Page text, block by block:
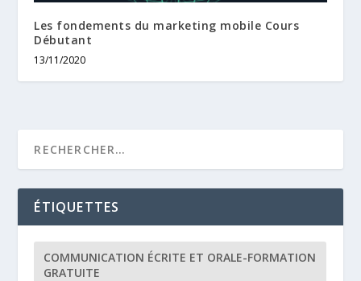
Les fondements du marketing mobile Cours
Débutant
13/11/2020
ÉTIQUETTES
COMMUNICATION ÉCRITE ET ORALE-FORMATION
GRATUITE